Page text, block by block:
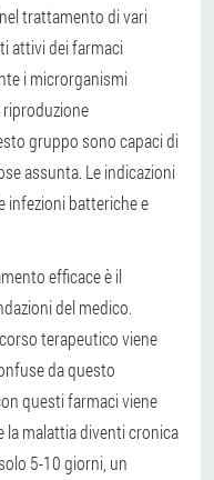
trattamento di vari
attivi dei farmaci
i microrganismi
gruppo sono capaci di
assunta. Le indicazioni
infezioni batteriche e
efficace è il
del medico.
terapeutico viene
da questo
questi farmaci viene
malattia diventi cronica
5-10 giorni, un